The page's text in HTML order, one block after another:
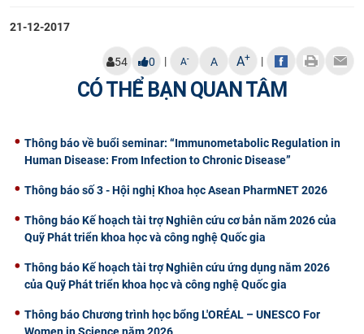
21-12-2017
54 0 | A- A A+ |
CÓ THỂ BẠN QUAN TÂM
Thông báo về buổi seminar: “Immunometabolic Regulation in
Human Disease: From Infection to Chronic Disease”
Thông báo số 3 - Hội nghị Khoa học Asean PharmNET 2026
Thông báo Kế hoạch tài trợ Nghiên cứu cơ bản năm 2026 của
Quỹ Phát triển khoa học và công nghệ Quốc gia
Thông báo Kế hoạch tài trợ Nghiên cứu ứng dụng năm 2026
của Quỹ Phát triển khoa học và công nghệ Quốc gia
Thông báo Chương trình học bổng L'ORÉAL – UNESCO For